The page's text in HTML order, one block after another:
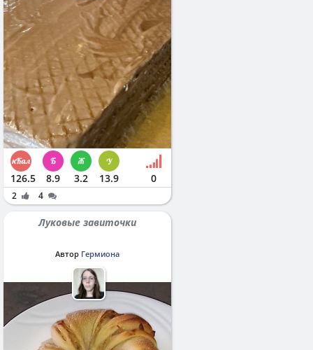
126.5 8.9 3.2 13.9 0
2 4
Луковые завиточки
Автор Гермиона